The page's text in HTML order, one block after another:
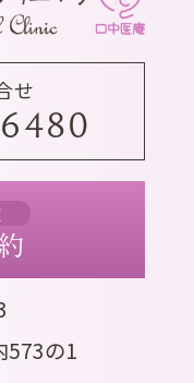
せ
573の1